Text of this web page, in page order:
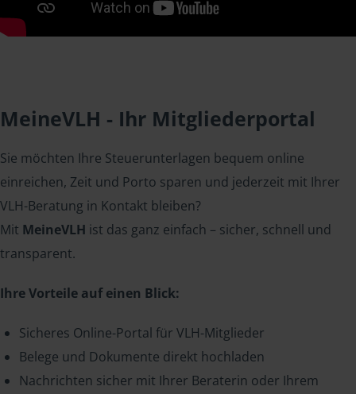
MeineVLH - Ihr Mitgliederportal
Sie möchten Ihre Steuerunterlagen bequem online
einreichen, Zeit und Porto sparen und jederzeit mit Ihrer
VLH-Beratung in Kontakt bleiben?
Mit MeineVLH ist das ganz einfach – sicher, schnell und
transparent.
Ihre Vorteile auf einen Blick:
Sicheres Online-Portal für VLH-Mitglieder
Belege und Dokumente direkt hochladen
Nachrichten sicher mit Ihrer Beraterin oder Ihrem